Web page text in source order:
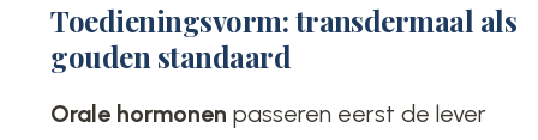
Toedieningsvorm: transdermaal als
gouden standaard
Orale hormonen passeren eerst de lever